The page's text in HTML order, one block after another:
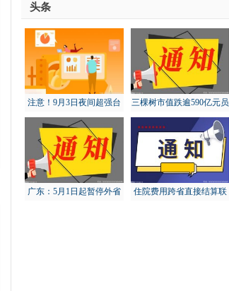
头条
注意！9月3日夜间超强台
风“轩岚诺”将进入东海东
南
三棵树市值跌逾590亿元员
工大比例账面浮亏
广东：5月1日起暂停外省
住院费用跨省直接结算联